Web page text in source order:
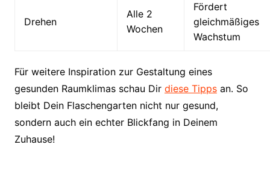
Drehen
Alle 2
Wochen
Fördert
gleichmäßiges
Wachstum
Für weitere Inspiration zur Gestaltung eines
gesunden Raumklimas schau Dir diese Tippsan. So
bleibt Dein Flaschengarten nicht nur gesund,
sondern auch ein echter Blickfang in Deinem
Zuhause!